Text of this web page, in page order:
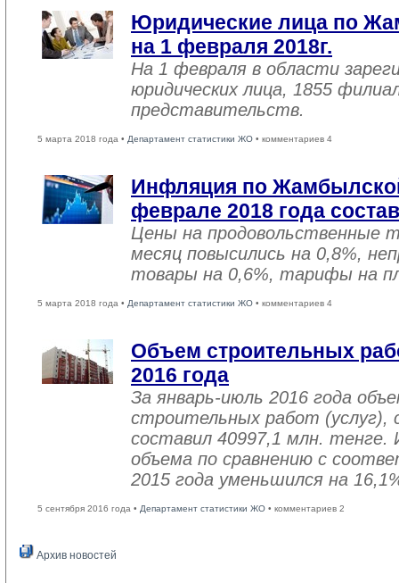
Юридические лица по
на 1 февраля 2018г.
На 1 февраля в области
юридических лица, 1855
представительств.
5 марта 2018 года • Департамент статистики ЖО • комментариев 4
Инфляция по
феврале 2018 года
Цены на продовольственные
месяц повысились на 0,8%,
товары на 0,6%, тарифы на
5 марта 2018 года • Департамент статистики ЖО • комментариев 4
Объем строительных
2016 года
За январь-июль 2016 года
строительных работ (услуг),
составил 40997,1 млн. тенге.
объема по сравнению с
2015 года уменьшился на
5 сентября 2016 года • Департамент статистики ЖО • комментариев 2
Архив новостей